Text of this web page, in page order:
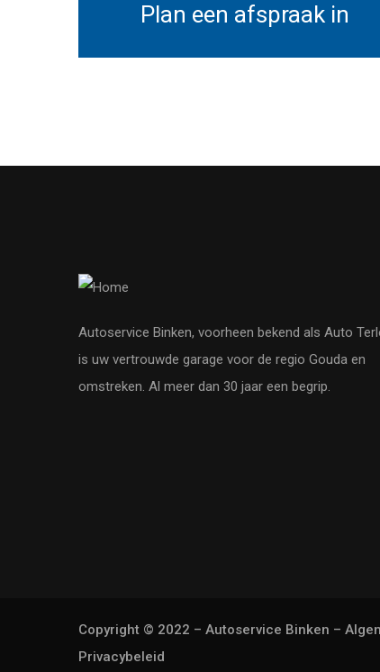
Plan een afspraak in
Autoservice Binken, voorheen bekend als Auto
is uw vertrouwde garage voor de regio Gouda en
omstreken. Al meer dan 30 jaar een begrip.
Copyright © 2022 – Autoservice Binken –
Privacybeleid